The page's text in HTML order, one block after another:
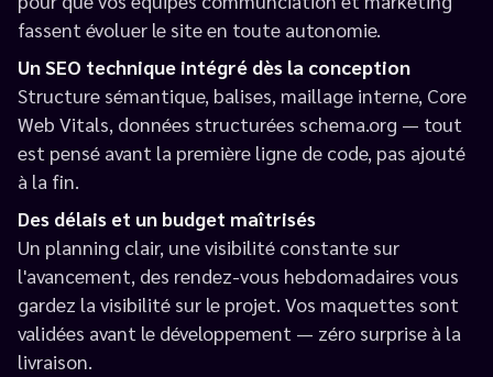
fassent évoluer le site en toute autonomie.
Un SEO technique intégré dès la conception
Structure sémantique, balises, maillage interne, Core
Web Vitals, données structurées schema.org — tout
est pensé avant la première ligne de code, pas ajouté
à la fin.
Des délais et un budget maîtrisés
Un planning clair, une visibilité constante sur
l'avancement, des rendez-vous hebdomadaires vous
gardez la visibilité sur le projet. Vos maquettes sont
validées avant le développement — zéro surprise à la
livraison.